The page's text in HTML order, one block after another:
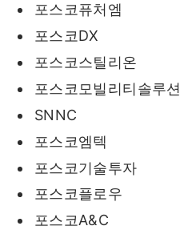
포스코퓨처엠
포스코DX
포스코스틸리온
포스코모빌리티솔루션
SNNC
포스코엠텍
포스코기술투자
포스코플로우
포스코A&C